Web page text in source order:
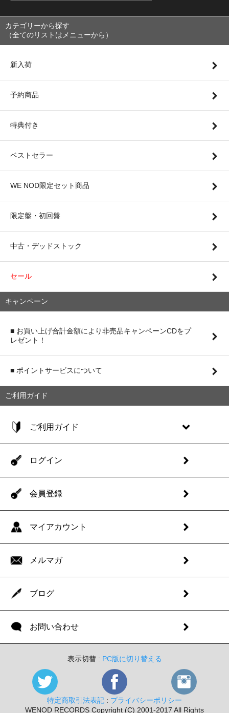
カテゴリーから探す
（全てのリストはメニューから）
新入荷
予約商品
特典付き
ベストセラー
WE NOD限定セット商品
限定盤・初回盤
中古・デッドストック
セール
キャンペーン
■ お買い上げ合計金額により非売品キャンペーンCDをプ
レゼント！
■ ポイントサービスについて
ご利用ガイド
ご利用ガイド
ログイン
会員登録
マイアカウント
メルマガ
ブログ
お問い合わせ
表示切替 : PC版に切り替える
特定商取引法表記 : プライバシーポリシー
WENOD RECORDS Copyright (C) 2001-2017 All Rights